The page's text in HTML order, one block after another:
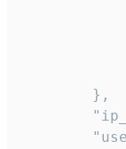
        },